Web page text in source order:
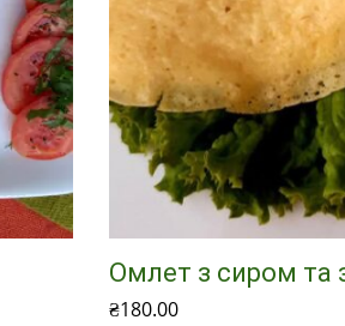
Омлет з сиром та
₴180.00